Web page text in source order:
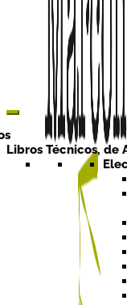
Libros Técnicos, de